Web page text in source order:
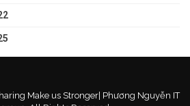
Make us Stronger| Phương Nguyễn IT